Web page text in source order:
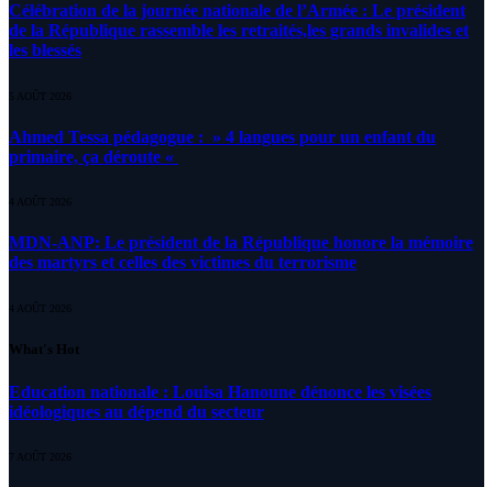
Célébration de la journée nationale de l’Armée : Le président
de la République rassemble les retraités,les grands invalides et
les blessés
5 AOÛT 2026
Ahmed Tessa pédagogue : » 4 langues pour un enfant du
primaire, ça déroute «
4 AOÛT 2026
MDN-ANP: Le président de la République honore la mémoire
des martyrs et celles des victimes du terrorisme
4 AOÛT 2026
What's Hot
Education nationale : Louisa Hanoune dénonce les visées
idéologiques au dépend du secteur
7 AOÛT 2026